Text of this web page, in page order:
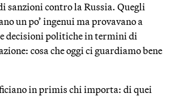
sanzioni contro la Russia. Quegli
un po’ ingenui ma provavano a
decisioni politiche in termini di
cosa che oggi ci guardiamo bene
in primis chi importa: di quei